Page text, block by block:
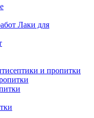
Лаки для
и пропитки